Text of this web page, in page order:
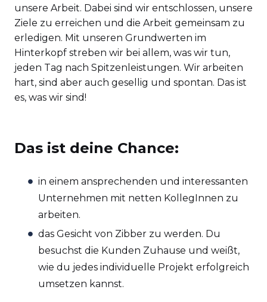
unsere Arbeit. Dabei sind wir entschlossen, unsere
Ziele zu erreichen und die Arbeit gemeinsam zu
erledigen. Mit unseren Grundwerten im
Hinterkopf streben wir bei allem, was wir tun,
jeden Tag nach Spitzenleistungen. Wir arbeiten
hart, sind aber auch gesellig und spontan. Das ist
es, was wir sind!
Das ist deine Chance:
in einem ansprechenden und interessanten
Unternehmen mit netten KollegInnen zu
arbeiten.
das Gesicht von Zibber zu werden. Du
besuchst die Kunden Zuhause und weißt,
wie du jedes individuelle Projekt erfolgreich
umsetzen kannst.